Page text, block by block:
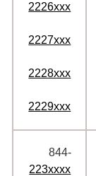
2226xxx
2227xxx
2228xxx
2229xxx
844‑
223xxxx